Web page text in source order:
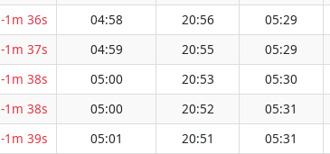
-1m 36s 04:58 20:56 05:29
-1m 37s 04:59 20:55 05:29
-1m 38s 05:00 20:53 05:30
-1m 38s 05:00 20:52 05:31
-1m 39s 05:01 20:51 05:31